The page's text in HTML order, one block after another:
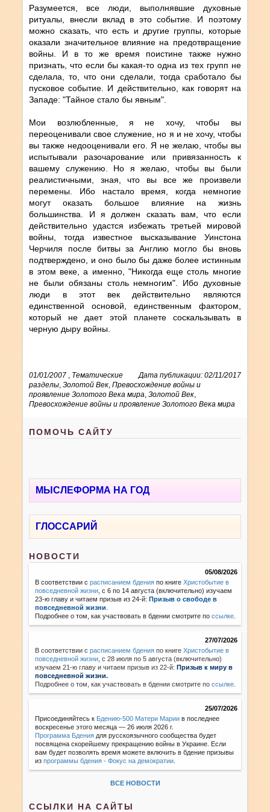
Разумеется, все люди, выполнявшие духовные
ритуалы, внесли вклад в это событие. И поэтому
можно сказать, что есть и другие группы, которые
оказали значительное влияние на предотвращение
войны. И в то же время поистине также нужно
признать, что если бы какая-то одна из тех групп не
сделала, то, что они сделали, тогда сработало бы
пусковое событие. И действительно, как говорят на
Западе: "Тайное стало бы явным".
Мои возлюбленные, я не хочу, чтобы вы
переоценивали свое служение, но я и не хочу, чтобы
вы также недооценивали его. Я не желаю, чтобы вы
испытывали разочарование или привязанность к
вашему служению. Но я желаю, чтобы вы были
реалистичными, зная, что вы все же произвели
перемены. Ибо настало время, когда немногие
могут оказать большое влияние на жизнь
большинства. И я должен сказать вам, что если
действительно удастся избежать третьей мировой
войны, тогда известное высказывание Уинстона
Черчиля после битвы за Англию могло бы вновь
подтверждено, и оно было бы даже более истинным
в этом веке, а именно, "Никогда еще столь многие
не были обязаны столь немногим". Ибо духовные
люди в этот век действительно являются
единственной основой, единственным фактором,
который не дает этой планете соскальзывать в
черную дыру войны.
01/01/2007 Дата публикации: 02/11/2017
Тематические
разделы ,Золотой Век ,Превосхождение войны и
проявление Золотого Века мира ,Золотой Век
Превосхождение войны и проявление Золотого Века мира
ПОМОЧЬ САЙТУ
МЫСЛЕФОРМА НА ГОД
ГЛОССАРИЙ
НОВОСТИ
05/08/2026
В соответствии срасписанием бдения по книгеХристобытие в
повседневной жизни , с 6 по 14 августа (включительно) изучаем
23-ю главу и читаем призыв из 24-й:Призыв о свободе в
повседневной жизни
Подробнее о том, как участвовать в бдении смотрите поссылке
27/07/2026
В соответствии с расписанием бдения по книгеХристобытие в
повседневной жизни с 28 июля по 5 августа (включительно)
изучаем 21-ю главу и читаем призыв из 22-й:Призыв к миру в
повседневной жизни.
Подробнее о том, как участвовать в бдении смотрите поссылке
25/07/2026
Присоединяйтесь к Бдению-500 Матери Марии в последнее
воскресенье этого месяца — 26 июля 2026 г.
Программа Бдения для русскоязычного сообщества будет
посвящена скорейшему прекращению войны в Украине. Если
вам будет позволять время можете включить в бдение призывы
изпрограммы бдения - Фокус на демократии
ВСЕ НОВОСТИ
ССЫЛКИ НА САЙТЫ